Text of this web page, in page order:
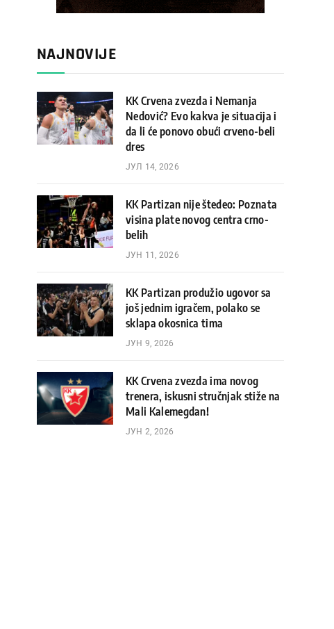
NAJNOVIJE
KK Crvena zvezda i Nemanja
Nedović? Evo kakva je situacija i
da li će ponovo obući crveno-beli
dres
ЈУЛ 14, 2026
KK Partizan nije štedeo: Poznata
visina plate novog centra crno-
belih
ЈУН 11, 2026
KK Partizan produžio ugovor sa
još jednim igračem, polako se
sklapa okosnica tima
ЈУН 9, 2026
KK Crvena zvezda ima novog
trenera, iskusni stručnjak stiže na
Mali Kalemegdan!
ЈУН 2, 2026